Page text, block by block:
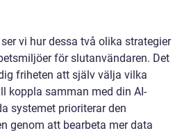
vi hur dessa två olika strategier
för slutanvändaren. Det
friheten att själv välja vilka
koppla samman med din AI-
systemet prioriterar den
genom att bearbeta mer data